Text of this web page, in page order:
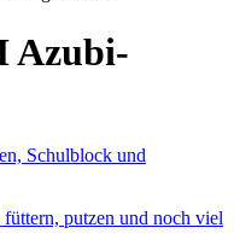
Azubi-
Schulblock und
putzen und noch viel